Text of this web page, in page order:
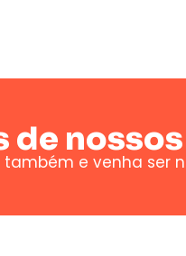
de
e venha ser